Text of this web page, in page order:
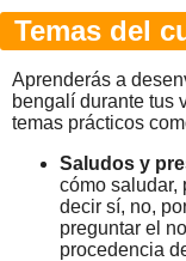
Temas del
Aprenderás a
bengalí durante tus
temas prácticos
Saludos y
cómo saludar,
decir sí, no,
preguntar el
procedencia